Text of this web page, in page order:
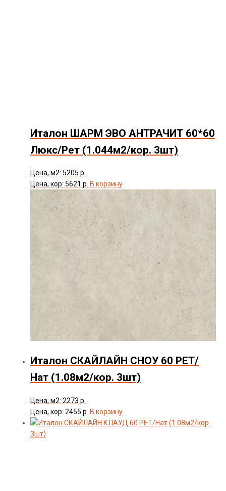
Италон ШАРМ ЭВО АНТРАЧИТ 60*60
Люкс/Рет (1.044м2/кор. 3шт)
Цена, м2: 5205 р.
Цена, кор: 5621 р. В корзину
Италон СКАЙЛАЙН СНОУ 60 РЕТ/
Нат (1.08м2/кор. 3шт)
Цена, м2: 2273 р.
Цена, кор: 2455 р. В корзину